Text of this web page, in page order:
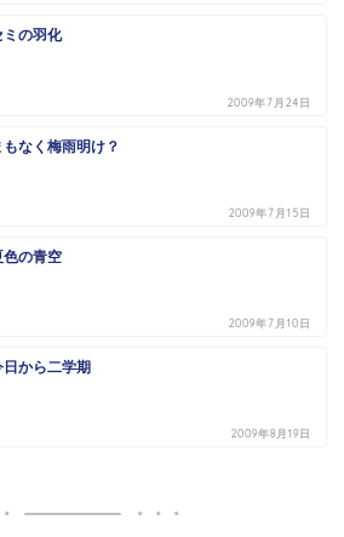
ミの羽化
2009年7月24日
もなく梅雨明け？
2009年7月15日
色の青空
2009年7月10日
日から二学期
2009年8月19日